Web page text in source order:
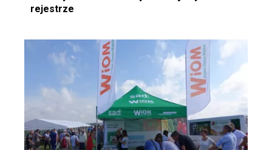
rejestrze